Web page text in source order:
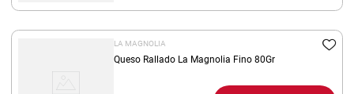
LA MAGNOLIA
Queso Rallado La Magnolia Fino 80Gr